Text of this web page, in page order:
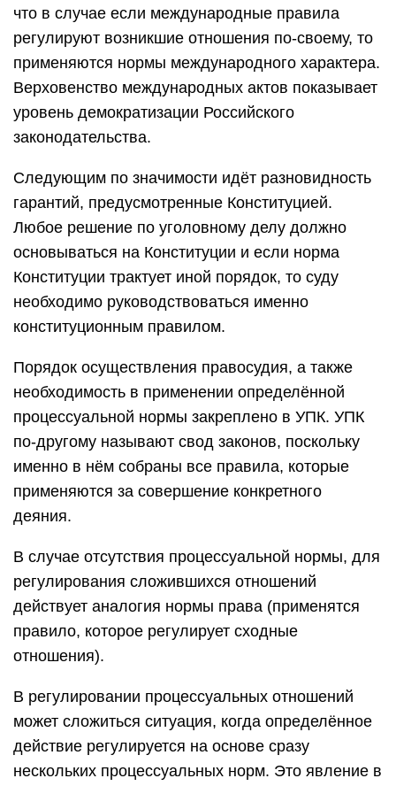
что в случае если международные правила
регулируют возникшие отношения по-своему, то
применяются нормы международного характера.
Верховенство международных актов показывает
уровень демократизации Российского
законодательства.
Следующим по значимости идёт разновидность
гарантий, предусмотренные Конституцией.
Любое решение по уголовному делу должно
основываться на Конституции и если норма
Конституции трактует иной порядок, то суду
необходимо руководствоваться именно
конституционным правилом.
Порядок осуществления правосудия, а также
необходимость в применении определённой
процессуальной нормы закреплено в УПК. УПК
по-другому называют свод законов, поскольку
именно в нём собраны все правила, которые
применяются за совершение конкретного
деяния.
В случае отсутствия процессуальной нормы, для
регулирования сложившихся отношений
действует аналогия нормы права (применятся
правило, которое регулирует сходные
отношения).
В регулировании процессуальных отношений
может сложиться ситуация, когда определённое
действие регулируется на основе сразу
нескольких процессуальных норм. Это явление в